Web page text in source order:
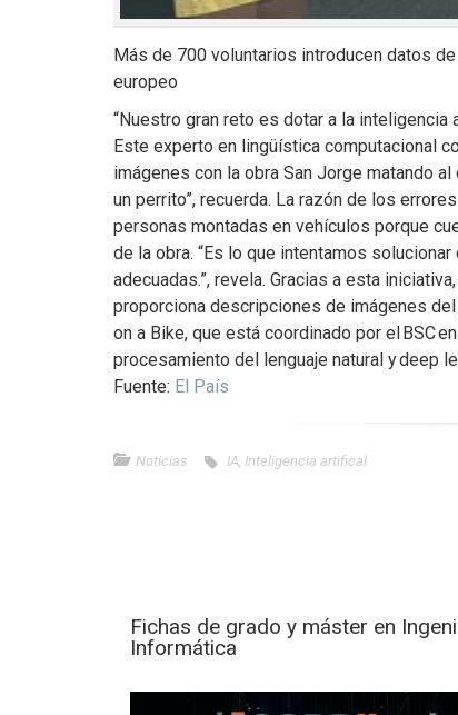
Más de 700 voluntarios introducen datos
europeo
“Nuestro gran reto es dotar a la
Este experto en lingüística computacional
imágenes con la obra San Jorge matando
un perrito”, recuerda. La razón de los
personas montadas en vehículos porque
de la obra. “Es lo que intentamos
adecuadas.”, revela. Gracias a esta
proporciona descripciones de imágenes
on a Bike, que está coordinado por el BSC
procesamiento del lenguaje natural y deep
Fuente: El País
Noticias IA, Inteligencia artifical
Fichas de grado y máster en
Informática